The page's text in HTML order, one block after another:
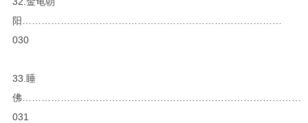
阳………………………………………………………………………
030
33.睡
佛……………………………………………………………………………
031